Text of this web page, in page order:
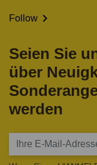
Follow 
Seien Sie
über
werden